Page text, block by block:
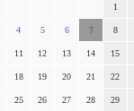
1
4 5 6 7 8
11 12 13 14 15
18 19 20 21 22
25 26 27 28 29